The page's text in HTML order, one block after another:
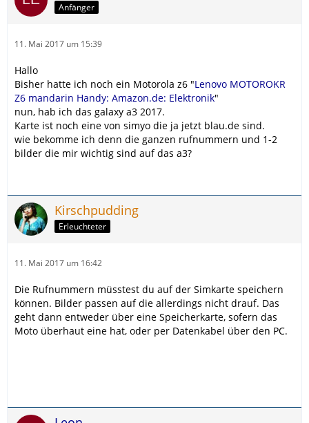
Anfänger
11. Mai 2017 um 15:39
Hallo
Bisher hatte ich noch ein Motorola z6 "Lenovo MOTOROKR
Z6 mandarin Handy: Amazon.de: Elektronik"
nun, hab ich das galaxy a3 2017.
Karte ist noch eine von simyo die ja jetzt blau.de sind.
wie bekomme ich denn die ganzen rufnummern und 1-2
bilder die mir wichtig sind auf das a3?
Kirschpudding
Erleuchteter
11. Mai 2017 um 16:42
Die Rufnummern müsstest du auf der Simkarte speichern
können. Bilder passen auf die allerdings nicht drauf. Das
geht dann entweder über eine Speicherkarte, sofern das
Moto überhaut eine hat, oder per Datenkabel über den PC.